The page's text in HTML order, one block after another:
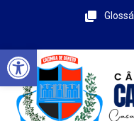
Barra de Ferramentas Aberta